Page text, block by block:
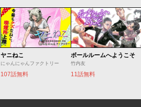
ヤニねこ
にゃんにゃんファクトリー
107話無料
ボールルームへようこそ
竹内友
11話無料